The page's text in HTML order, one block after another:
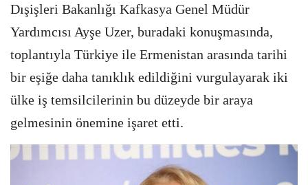
Dışişleri Bakanlığı Kafkasya Genel Müdür
Yardımcısı Ayşe Uzer, buradaki konuşmasında,
toplantıyla Türkiye ile Ermenistan arasında tarihi
bir eşiğe daha tanıklık edildiğini vurgulayarak iki
ülke iş temsilcilerinin bu düzeyde bir araya
gelmesinin önemine işaret etti.